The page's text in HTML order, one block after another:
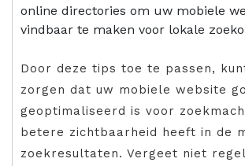
online directories om uw mobiele
vindbaar te maken voor lokale
Door deze tips toe te passen,
zorgen dat uw mobiele website
geoptimaliseerd is voor
betere zichtbaarheid heeft in de
zoekresultaten. Vergeet niet